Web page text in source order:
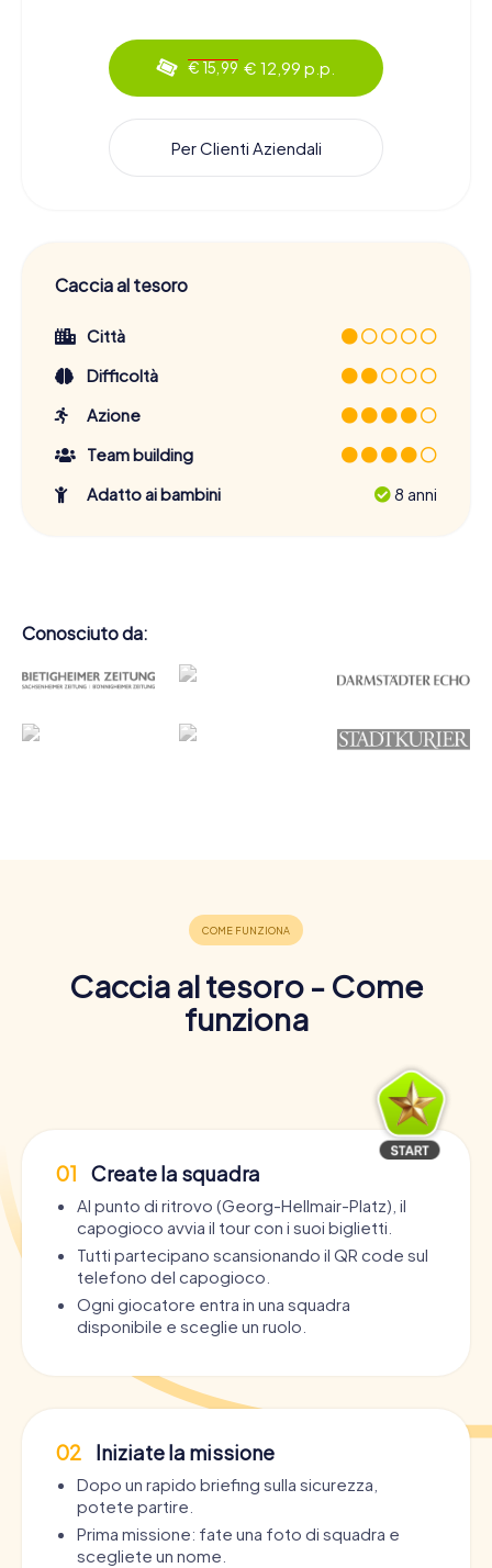
€ 15,99 € 12,99 p.p.
Per Clienti Aziendali
Caccia al tesoro
Città
Difficoltà
Azione
Team building
Adatto ai bambini
8 anni
Conosciuto da:
Caccia al tesoro - Come
funziona
01 Create la squadra
Al punto di ritrovo (Georg-Hellmair-Platz), il
capogioco avvia il tour con i suoi biglietti.
Tutti partecipano scansionando il QR code sul
telefono del capogioco.
Ogni giocatore entra in una squadra
disponibile e sceglie un ruolo.
02 Iniziate la missione
Dopo un rapido briefing sulla sicurezza,
potete partire.
Prima missione: fate una foto di squadra e
scegliete un nome.